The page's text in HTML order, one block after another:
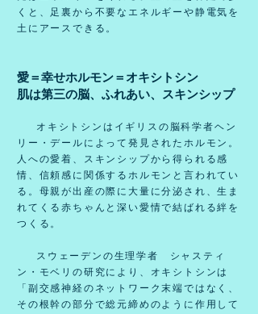
くと、足裏から不要なエネルギーや静電気を
土にアースできる。
愛＝幸せホルモン＝オキシトシン
​肌は第三の脳、ふれあい、スキンシップ
オキシトシンはイギリスの脳科学者ヘン
リー・デールによって発見されたホルモン。
人への愛着、スキンシップから得られる感
情、信頼感に関係するホルモンと言われてい
る。母親が出産の際に大量に分泌され、生ま
れてくる赤ちゃんと深い愛情で結ばれる絆を
つくる。
スウェーデンの生理学者 シャスティ
ン・モベリの研究により、オキシトシンは
「副交感神経のネットワーク末端ではなく、
その根幹の部分で総元締めのように作用して